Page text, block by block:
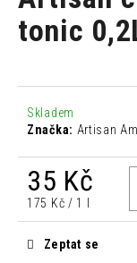
0,0
z
tonic
Skladem
Značka: Artisan
35 Kč
Měrná
cena:
175 Kč / 1 l
Zeptat se
a
j
t
?